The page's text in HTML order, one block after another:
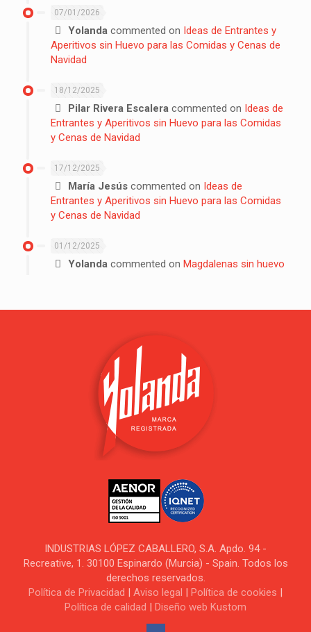
07/01/2026
Yolanda commented on Ideas de Entrantes y
Aperitivos sin Huevo para las Comidas y Cenas de
Navidad
18/12/2025
Pilar Rivera Escalera commented on Ideas de
Entrantes y Aperitivos sin Huevo para las Comidas
y Cenas de Navidad
17/12/2025
María Jesús commented on Ideas de
Entrantes y Aperitivos sin Huevo para las Comidas
y Cenas de Navidad
01/12/2025
Yolanda commented on Magdalenas sin huevo
INDUSTRIAS LÓPEZ CABALLERO, S.A. Apdo. 94 -
Recreative, 1. 30100 Espinardo (Murcia) - Spain. Todos los
derechos reservados.
Política de Privacidad | Aviso legal | Política de cookies |
Política de calidad | Diseño web Kustom